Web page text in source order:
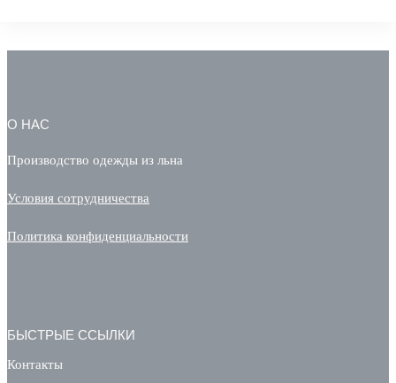
выбрать
товара.
выбрать
О НАС
Производство одежды из льна
Условия сотрудничества
Политика конфиденциальности
БЫСТРЫЕ ССЫЛКИ
Контакты